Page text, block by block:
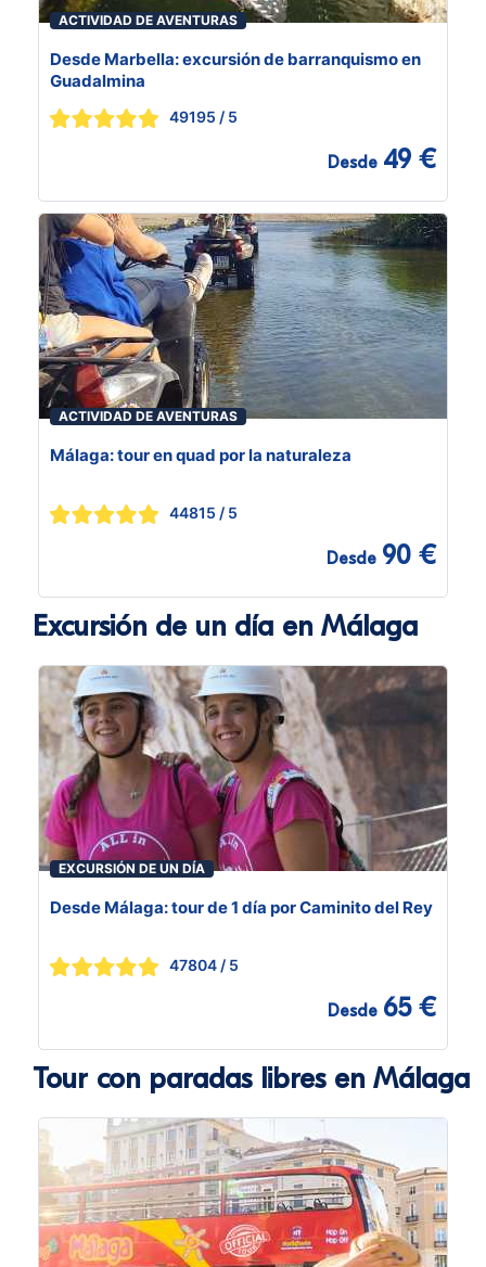
ACTIVIDAD DE AVENTURAS
Desde Marbella: excursión de barranquismo en
Guadalmina
49195 / 5
Desde 49 €
ACTIVIDAD DE AVENTURAS
Málaga: tour en quad por la naturaleza
44815 / 5
Desde 90 €
Excursión de un día en Málaga
EXCURSIÓN DE UN DÍA
Desde Málaga: tour de 1 día por Caminito del Rey
47804 / 5
Desde 65 €
Tour con paradas libres en Málaga